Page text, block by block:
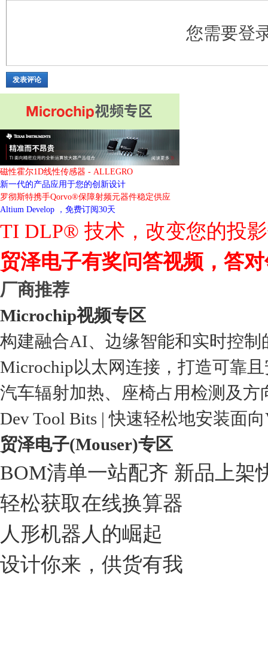
您需要登
发表评论
磁性霍尔1D线性传感器 - ALLEGRO
新一代的产品应用于您的创新设计
罗彻斯特携手Qorvo®保障射频元器件稳定供应
Altium Develop ，免费订阅30天
TI DLP® 技术，改变您的投
贸泽电子有奖问答视频，答
厂商推荐
Microchip视频专区
构建融合AI、边缘智能和实时控制
Microchip以太网连接，打造可靠
汽车辐射加热、座椅占用检测及
Dev Tool Bits | 快速轻松地安装面
贸泽电子(Mouser)专区
BOM清单一站配齐 新品上架
轻松获取在线换算器
人形机器人的崛起
设计你来，供货有我